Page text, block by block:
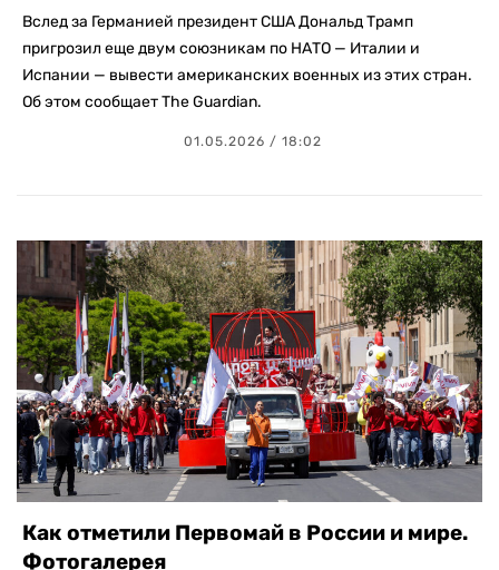
Вслед за Германией президент США Дональд Трамп
пригрозил еще двум союзникам по НАТО — Италии и
Испании — вывести американских военных из этих стран.
Об этом сообщает The Guardian.
01.05.2026 / 18:02
Как отметили Первомай в России и мире.
Фотогалерея